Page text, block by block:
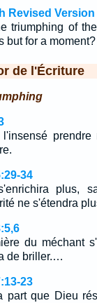
Revised Version
triumphing of
but for a moment?
de l'Écriture
34
plus,
ne s'étendra
du méchant
de briller.…
23
part que Dieu